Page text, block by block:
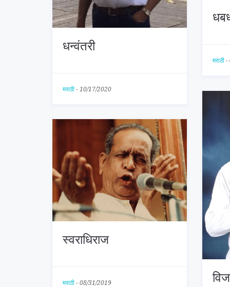
धन्वंतरी
मराठी - 10/17/2020
मराठी-
स्वराधिराज
मराठी - 08/31/2019